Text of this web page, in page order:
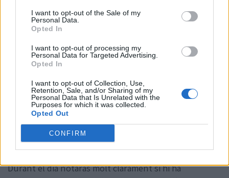
I want to opt-out of the Sale of my
Personal Data.
Opted In
I want to opt-out of processing my
Personal Data for Targeted Advertising.
Opted In
I want to opt-out of Collection, Use,
Retention, Sale, and/or Sharing of my
Personal Data that Is Unrelated with the
Purposes for which it was collected.
Opted Out
CONFIRM
molt espontània.
La tarda et porta més serenitat interna.
Evolució emocional:passes del control mental a una
comprensió emocional més profunda.
Clau del dia:deixar de buscar explicacions per a tot.
♎ Balança
Aquest dijous és molt important per a les relacions
personals.
Durant el dia notaràs molt clarament si hi ha